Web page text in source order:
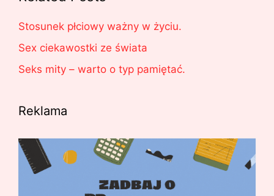
Stosunek płciowy ważny w życiu.
Sex ciekawostki ze świata
Seks mity – warto o typ pamiętać.
Reklama